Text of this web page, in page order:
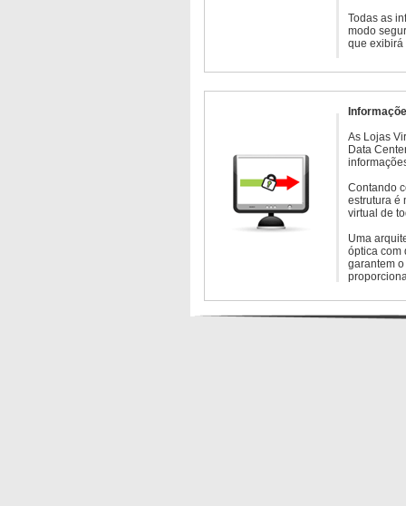
Todas as
modo
que exibirá
As Lojas
Data
Contando
estrutura é
virtual de
Uma
óptica com
garantem